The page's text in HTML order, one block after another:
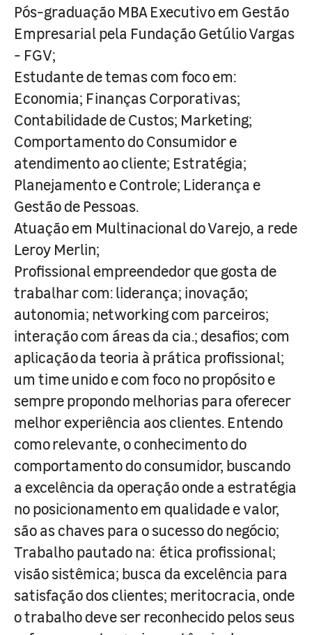
Pós-graduação MBA Executivo em Gestão
Empresarial pela Fundação Getúlio Vargas
- FGV;
Estudante de temas com foco em:
Economia; Finanças Corporativas;
Contabilidade de Custos; Marketing;
Comportamento do Consumidor e
atendimento ao cliente; Estratégia;
Planejamento e Controle; Liderança e
Gestão de Pessoas.
Atuação em Multinacional do Varejo, a rede
Leroy Merlin;
Profissional empreendedor que gosta de
trabalhar com: liderança; inovação;
autonomia; networking com parceiros;
interação com áreas da cia.; desafios; com
aplicação da teoria à prática profissional;
um time unido e com foco no propósito e
sempre propondo melhorias para oferecer
melhor experiência aos clientes. Entendo
como relevante, o conhecimento do
comportamento do consumidor, buscando
a excelência da operação onde a estratégia
no posicionamento em qualidade e valor,
são as chaves para o sucesso do negócio;
Trabalho pautado na: ética profissional;
visão sistêmica; busca da excelência para
satisfação dos clientes; meritocracia, onde
o trabalho deve ser reconhecido pelos seus